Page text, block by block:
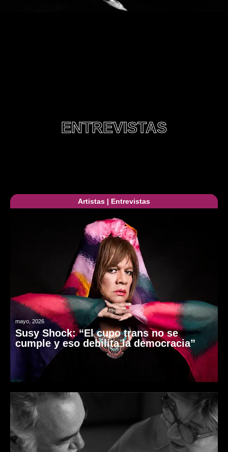
ENTREVISTAS
Artistas | Entrevistas
mayo, 2026
Susy Shock: “El cupo trans no se
cumple y eso debilita la democracia”